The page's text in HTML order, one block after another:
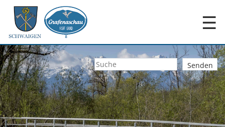
☰